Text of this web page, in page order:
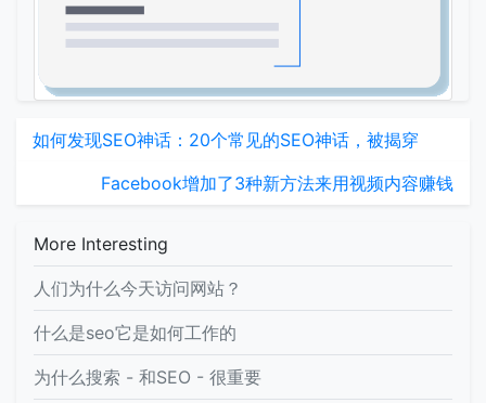
如何发现SEO神话：20个常见的SEO神话，被揭穿
Facebook增加了3种新方法来用视频内容赚钱
More Interesting
人们为什么今天访问网站？
什么是seo它是如何工作的
为什么搜索 - 和SEO - 很重要